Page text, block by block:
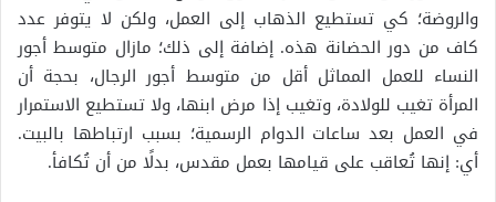
والروضة؛ كي تستطيع الذهاب إلى العمل، ولكن لا يتوفر عدد
كاف من دور الحضانة هذه. إضافة إلى ذلك؛ مازال متوسط أجور
النساء للعمل المماثل أقل من متوسط أجور الرجال، بحجة أن
المرأة تغيب للولادة، وتغيب إذا مرض ابنها، ولا تستطيع الاستمرار
في العمل بعد ساعات الدوام الرسمية؛ بسبب ارتباطها بالبيت.
أي: إنها تُعاقب على قيامها بعمل مقدس، بدلًا من أن تُكافأ.